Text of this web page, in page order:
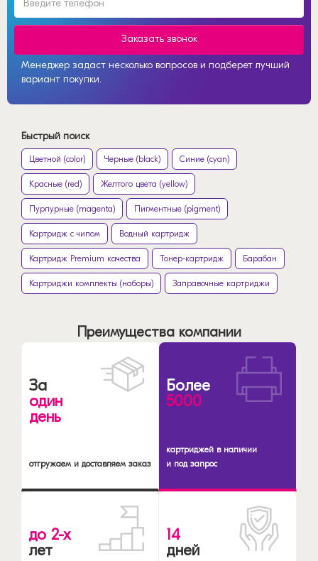
Заказать звонок
Менеджер задаст несколько вопросов и подберет лучший
вариант покупки.
Быстрый поиск
Цветной (color) Черные (black) Синие (cyan)
Красные (red) Желтого цвета (yellow)
Пурпурные (magenta) Пигментные (pigment)
Картридж с чипом Водный картридж
Картридж Premium качества Тонер-картридж Барабан
Картриджи комплекты (наборы) Заправочные картриджи
Преимущества компании
За
один
день
отгружаем и доставляем заказ
Более
5000
картриджей в наличии
и под запрос
до 2-х
лет
14
дней